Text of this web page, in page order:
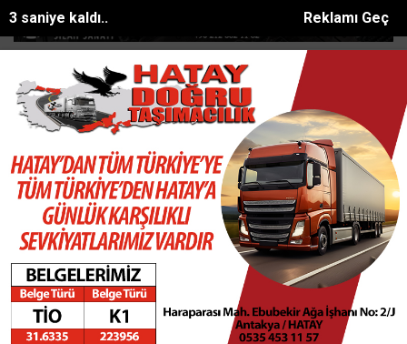
Reklamı Geç
2 saniye kaldı..
SON DAKİKA:
ölü bulunan Eyüp Can davası sürüyor Manavgat Belediyesinden
Ana Sayfa GÜNDEM